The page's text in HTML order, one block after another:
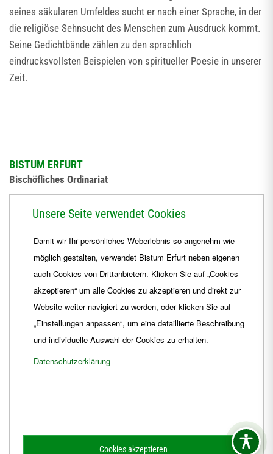
seines säkularen Umfeldes sucht er nach einer Sprache, in der
die religiöse Sehnsucht des Menschen zum Ausdruck kommt.
Seine Gedichtbände zählen zu den sprachlich
eindrucksvollsten Beispielen von spiritueller Poesie in unserer
Zeit.
BISTUM ERFURT
Bischöfliches Ordinariat
+49 361 6572-444
ordinariat Bistum-Erfurt.de
Unsere Seite verwendet Cookies
Damit wir Ihr persönliches Weberlebnis so angenehm wie
möglich gestalten, verwendet Bistum Erfurt neben eigenen
auch Cookies von Drittanbietern. Klicken Sie auf „Cookies
akzeptieren“ um alle Cookies zu akzeptieren und direkt zur
Website weiter navigiert zu werden, oder klicken Sie auf
„Einstellungen anpassen“, um eine detaillierte Beschreibung
und individuelle Auswahl der Cookies zu erhalten.
Datenschutzerklärung
Cookies akzeptieren